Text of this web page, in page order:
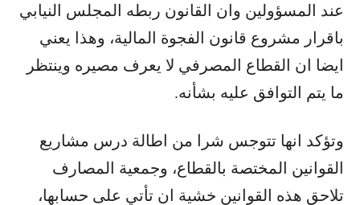
عند المسؤولين وان القانون ربطه المجلس النيابي
باقرار مشروع قانون الفجوة المالية، وهذا يعني
ايضا ان القطاع المصرفي لا يعرف مصيره وينتظر
ما يتم التوافق عليه بشأنه.
وتؤكد انها تتوجس شرا من اطالة درس مشاريع
القوانين المختصة بالقطاع، وجمعية المصارف
تلاحق هذه القوانين خشية ان تأتي على حسابها،